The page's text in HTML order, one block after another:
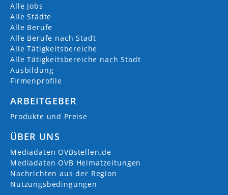
Alle Jobs
Alle Städte
Alle Berufe
Alle Berufe nach Stadt
Alle Tätigkeitsbereiche
Alle Tätigkeitsbereiche nach Stadt
Ausbildung
Firmenprofile
ARBEITGEBER
Produkte und Preise
ÜBER UNS
Mediadaten OVBstellen.de
Mediadaten OVB Heimatzeitungen
Nachrichten aus der Region
Nutzungsbedingungen